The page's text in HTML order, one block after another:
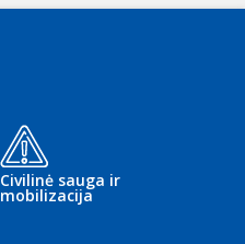
Civilinė sauga ir
mobilizacija